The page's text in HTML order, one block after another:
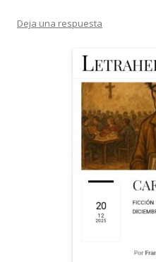
Deja una respuesta